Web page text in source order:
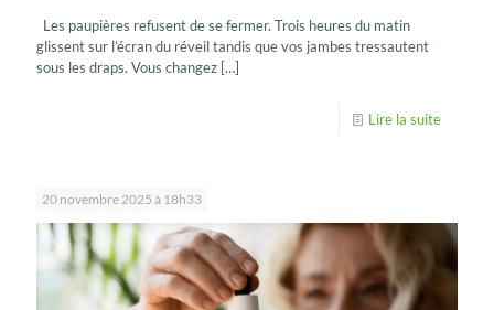
Les paupières refusent de se fermer. Trois heures du matin
glissent sur l’écran du réveil tandis que vos jambes tressautent
sous les draps. Vous changez […]
Lire la suite
20 novembre 2025 à 18h33